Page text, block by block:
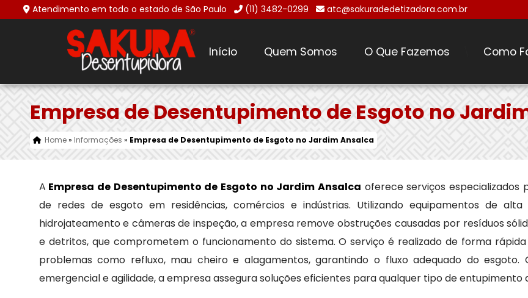
Atendimento em todo o estado de São Paulo (11) 3482-0299 atc@sakuradedetizadora.com.br
Início Quem Somos O Que Fazemos Como
Empresa de Desentupimento de Esgoto no
Home» Informações » Empresa de Desentupimento de Esgoto no Jardim Ansalca
A Empresa de Desentupimento de Esgoto no Jardim Ansalca oferece serviços especializados
de redes de esgoto em residências, comércios e indústrias. Utilizando equipamentos de alta
hidrojateamento e câmeras de inspeção, a empresa remove obstruções causadas por resíduos
e detritos, que comprometem o funcionamento do sistema. O serviço é realizado de forma
problemas como refluxo, mau cheiro e alagamentos, garantindo o fluxo adequado do esgoto.
emergencial e agilidade, a empresa assegura soluções eficientes para qualquer tipo de entupimento